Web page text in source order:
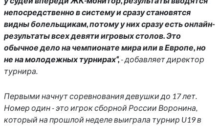
непосредственно в систему и сразу становятся
видны болельщикам, потому у них сразу есть онлайн-
результаты всех девяти игровых столов. Это
обычное дело на чемпионате мира или в Европе, но
не на молодежных турнирах“,- добавляет директор
турнира.
Первыми начнут соревнования девушки до 17 лет.
Номер один - это игрок сборной России Воронина,
который на прошлой неделе выиграла турнир U19 в